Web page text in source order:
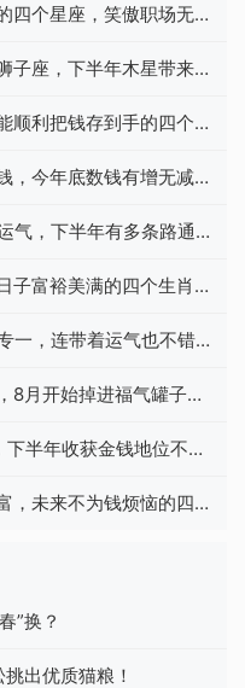
四个星座，笑傲职场无压
子座，下半年木星带来新
顺利把钱存到手的四个生
，今年底数钱有增无减的
气，下半年有多条路通向
子富裕美满的四个生肖，
一，连带着运气也不错的
8月开始掉进福气罐子的
半年收获金钱地位不亦
，未来不为钱烦恼的四种
”换？
出优质猫粮！